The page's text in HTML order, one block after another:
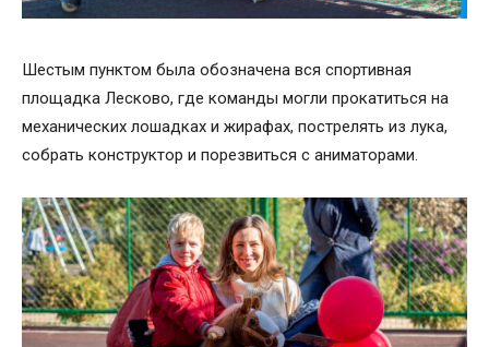
Шестым пунктом была обозначена вся спортивная
площадка Лесково, где команды могли прокатиться на
механических лошадках и жирафах, пострелять из лука,
собрать конструктор и порезвиться с аниматорами.